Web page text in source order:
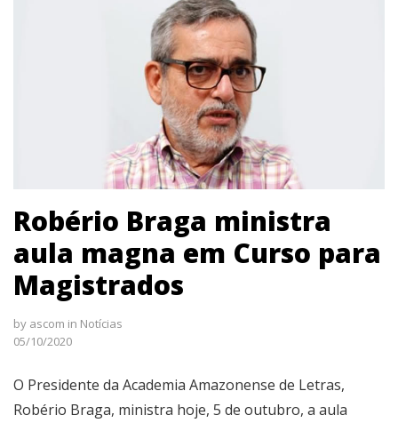
Robério Braga ministra
aula magna em Curso para
Magistrados
by ascom in Notícias
05/10/2020
O Presidente da Academia Amazonense de Letras,
Robério Braga, ministra hoje, 5 de outubro, a aula